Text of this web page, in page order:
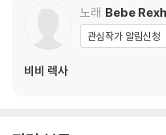
[Dirty Blonde]는 비주얼 앨범
가 순차적으로 공개될 예정이다.
방향성과 태도의 변화를 보여주
노래 Bebe
관심작가 알림신청
비비 렉사